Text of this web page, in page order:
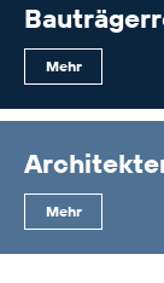
Mehr
Mehr